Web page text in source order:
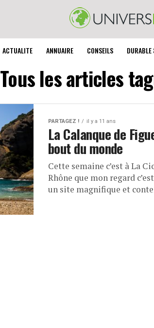
ACTUALITE ANNUAIRE CONSEILS DURABLE
Tous les articles
PARTAGEZ ! il y a 11 ans
La Calanque de
bout du monde
Cette semaine c’est à La
Rhône que mon regard
un site magnifique et